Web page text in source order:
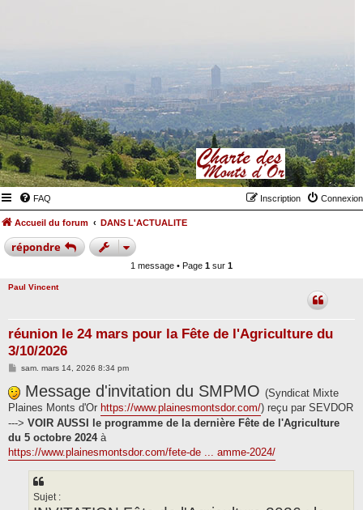
FAQ Connexion
Inscription
Accueil du forum DANS L'ACTUALITE
répondre
1 message • Page 1 sur 1
Paul Vincent
réunion le 24 mars pour la Fête de l'Agriculture du
3/10/2026
M
s
s
a
e
sam. mars 14, 2026 8:34 pm
Message d'invitation du SMPMO (Syndicat Mixte
Plaines Monts d'Or https://www.plainesmontsdor.com/) reçu par SEVDOR
---> VOIR AUSSI le programme de la dernière Fête de l'Agriculture
du 5 octobre 2024 à
https://www.plainesmontsdor.com/fete-de ... amme-2024/
Sujet :